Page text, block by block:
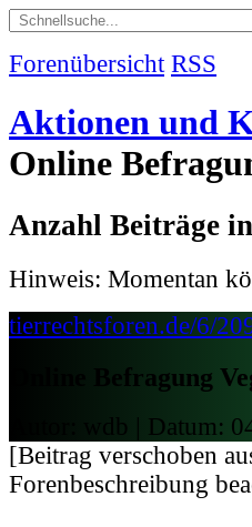
Forenübersicht RSS
Aktionen und
Online
Anzahl Beiträge
Hinweis: Momentan
tierrechtsforen.de/6/
Online Befragung
Autor: wdb | Datum:
[Beitrag verschoben
Forenbeschreibung